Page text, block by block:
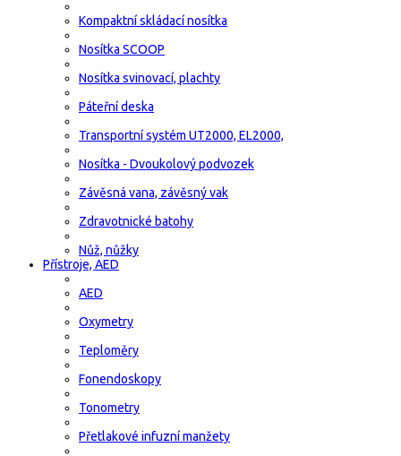
Kompaktní skládací nosítka
Nosítka SCOOP
Nosítka svinovací, plachty
Páteřní deska
Transportní systém UT2000, EL2000,
Nosítka - Dvoukolový podvozek
Závěsná vana, závěsný vak
Zdravotnické batohy
Nůž, nůžky
Přístroje, AED
AED
Oxymetry
Teploměry
Fonendoskopy
Tonometry
Přetlakové infuzní manžety